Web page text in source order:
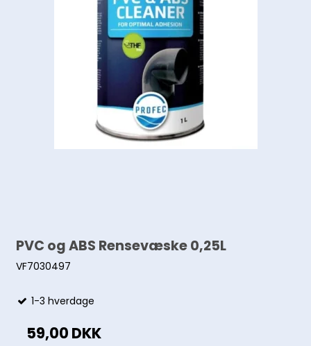
PVC og ABS Rensevæske 0,25L
VF7030497
1-3 hverdage
59,00 DKK